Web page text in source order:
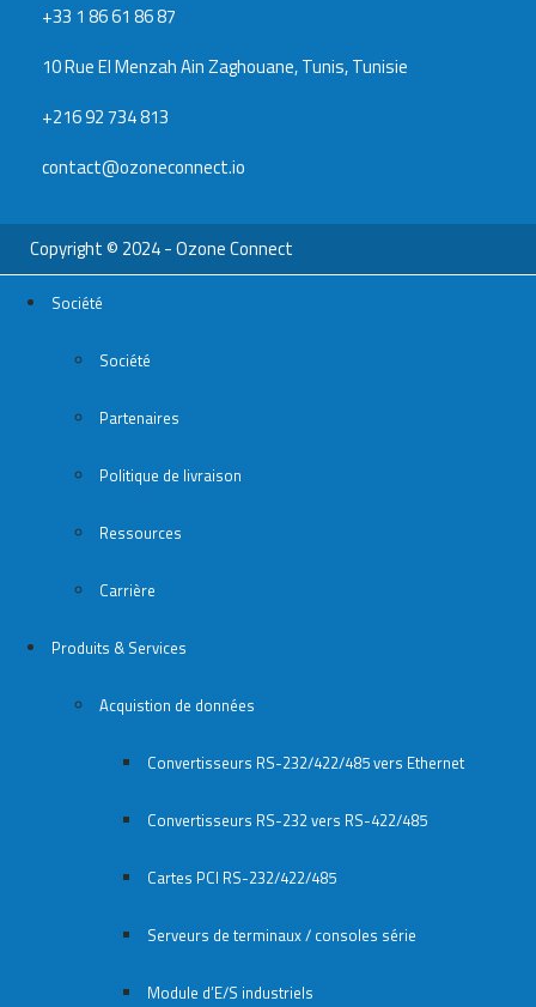
+33 1 86 61 86 87
10 Rue El Menzah Ain Zaghouane, Tunis, Tunisie
+216 92 734 813
contact@ozoneconnect.io
Copyright © 2024 - Ozone Connect
Société
Société
Partenaires
Politique de livraison
Ressources
Carrière
Produits & Services
Acquistion de données
Convertisseurs RS-232/422/485 vers Ethernet
Convertisseurs RS-232 vers RS-422/485
Cartes PCI RS-232/422/485
Serveurs de terminaux / consoles série
Module d’E/S industriels